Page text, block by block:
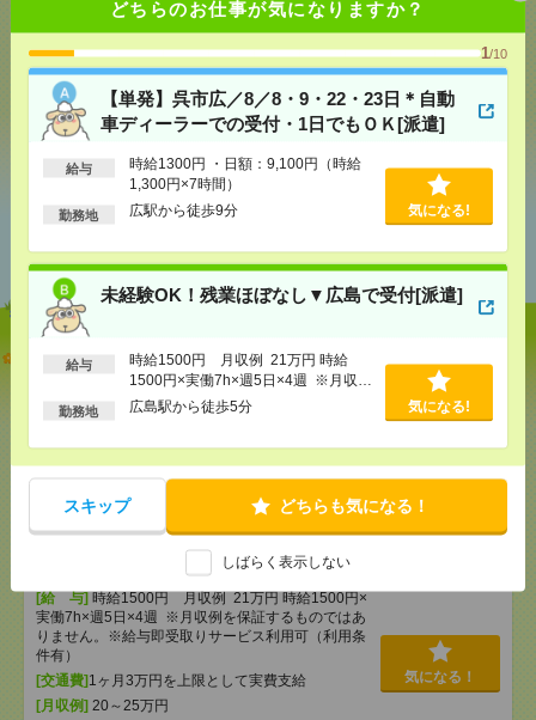
どちらのお仕事が気になりますか？
1/10
【単発】呉市広／8／8・9・22・23日＊自動
車ディーラーでの受付・1日でもＯＫ[派遣]
給与
時給1300円 ・日額：9,100円（時給
1,300円×7時間）
勤務地 広駅から徒歩9分 気になる!
未経験OK！残業ほぼなし▼広島で受付[派遣]
給与
時給1500円 月収例 21万円 時給
1500円×実働7h×週5日×4週 ※月収例
を保証するものではありません。※給
勤務地 広島駅から徒歩5分 気になる!
スキップ どちらも気になる！
しばらく表示しない
気になる！
シェア ツイート ブックマーク
おすすめ
【単発】呉市広／8／8・9・22・23日＊自動車ディー
ラーでの受付・1日でもＯＫ[派遣]
[給 与] 時給1300円 ・日額：9,100円（時給1,300
[交通費]・自転車通勤可 ・車通勤可(駐車場無料)
気になる！
未経験OK！残業ほぼなし▼広島で受付[派遣]
[給 与] 時給1500円 月収例 21万円 時給1500円×
実働7h×週5日×4週 ※月収例を保証するものではあ
りません。※給与即受取りサービス利用可（利用条
件有）
[交通費] 1ヶ月3万円を上限として実費支給
[月収例] 20～25万円
気になる！